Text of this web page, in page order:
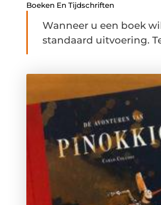
Boeken En Tijdschriften
Wanneer u een boek
standaard uitvoering.